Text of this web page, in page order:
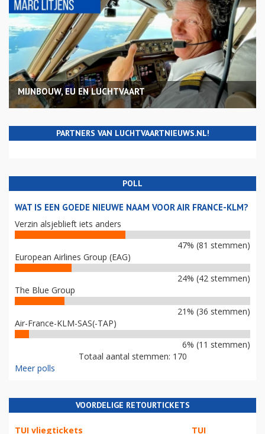
MIJNBOUW, EU EN LUCHTVAART
PARTNERS VAN LUCHTVAARTNIEUWS.NL!
POLL
WAT IS EEN GOEDE NIEUWE NAAM VOOR AIR FRANCE-KLM?
Verzin alsjeblieft iets anders
47% (81 stemmen)
European Airlines Group (EAG)
24% (42 stemmen)
The Blue Group
21% (36 stemmen)
Air-France-KLM-SAS(-TAP)
6% (11 stemmen)
Totaal aantal stemmen: 170
Meer polls
VOORDELIGE RETOURTICKETS
TUI vliegtickets TUI